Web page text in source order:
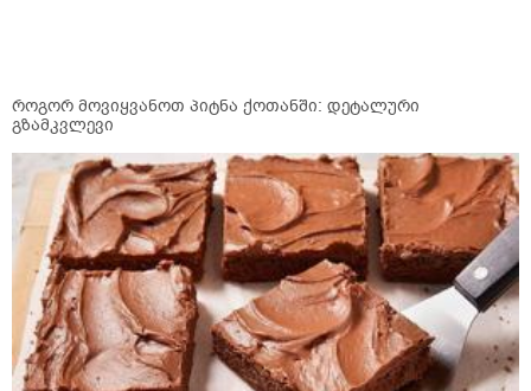
როგორ მოვიყვანოთ პიტნა ქოთანში: დეტალური
გზამკვლევი